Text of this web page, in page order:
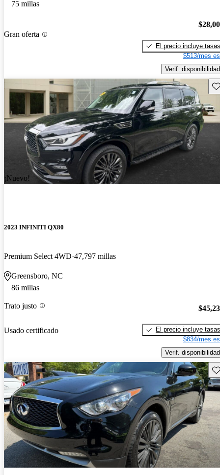
75 millas
Gran oferta
El precio incluye tasas
$513/mes
Verif. disponibilidad
¡Nuevo!
2023 INFINITI QX80
Premium Select 4WD 47,797 millas
Greensboro, NC
86 millas
Trato justo
Usado certificado
El precio incluye tasas
$834/mes
Verif. disponibilidad